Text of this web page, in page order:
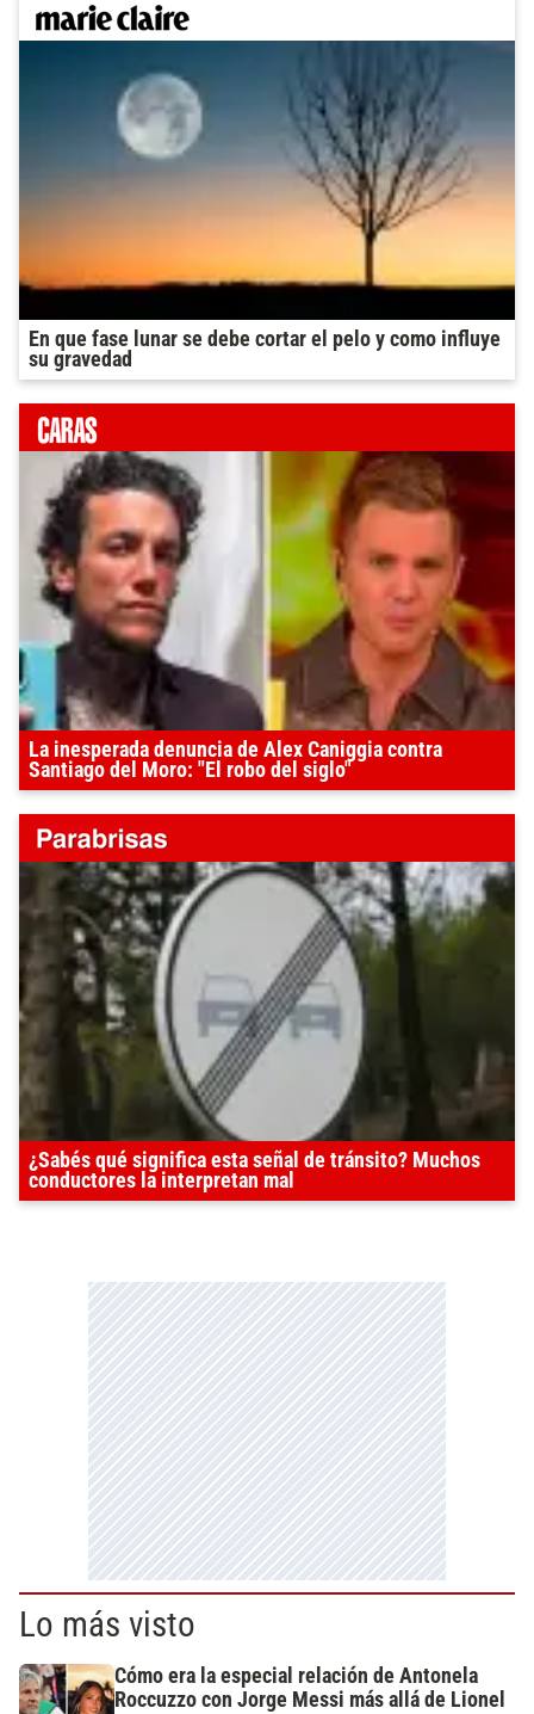
En que fase lunar se debe cortar el pelo y como influye
su gravedad
La inesperada denuncia de Alex Caniggia contra
Santiago del Moro: "El robo del siglo"
¿Sabés qué significa esta señal de tránsito? Muchos
conductores la interpretan mal
Lo más visto
Cómo era la especial relación de Antonela
Roccuzzo con Jorge Messi más allá de Lionel